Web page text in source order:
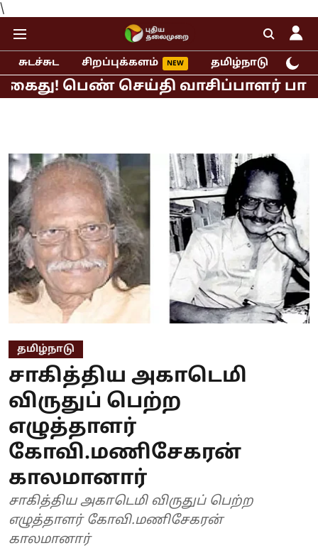
\
சுடச்சுட சிறப்புக்களம் தமிழ்நாடு
பெண் செய்தி வாசிப்பாளர்
தமிழ்நாடு
சாகித்திய அகாடெமி
விருதுப் பெற்ற
எழுத்தாளர்
கோவி.மணிசேகரன்
காலமானார்
சாகித்திய அகாடெமி விருதுப் பெற்ற
எழுத்தாளர் கோவி.மணிசேகரன்
காலமானார்